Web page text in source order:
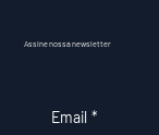
Assine nossa newsletter
Email *